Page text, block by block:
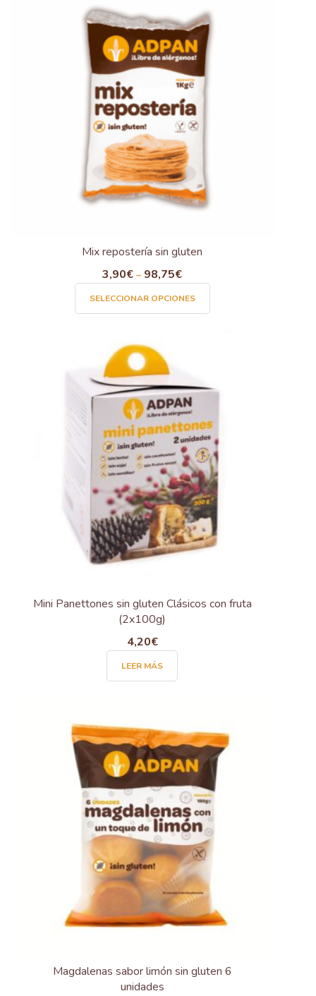
Mix repostería sin gluten
3,90€ – 98,75€
SELECCIONAR OPCIONES
producto
opciones
pueden
elegir
en
la
página
de
producto
Mini Panettones sin gluten Clásicos con fruta
(2x100g)
4,20€
LEER MÁS
Magdalenas sabor limón sin gluten 6
unidades